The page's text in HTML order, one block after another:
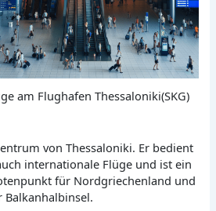
am Flughafen Thessaloniki(SKG)
von Thessaloniki. Er bedient
internationale Flüge und ist ein
für Nordgriechenland und
Balkanhalbinsel.